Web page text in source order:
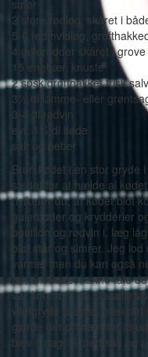
smør
2 store rødløg, skåret i
5-6 fed hvidløg,
4 gulerødder skåret i
15 enebær, knuste
2 spsk grofthakket frisk
3½ dl lamme- eller
3-4 dl rødvin
evt. 1½ dl fløde
salt og peber
Brun kødet i en stor gryde
stedet for at hælde al
risikerer du, at kødet blot
gulerødder og krydderier
bouillon og rødvin i, læg
blot står og simrer. Jeg
varme, men du kan også
for, om kødet kunne tåle
var fint mørt, da vi skulle
vildtgryde til sidst, men
gjorde det primært for at
blev smagt til med salt og